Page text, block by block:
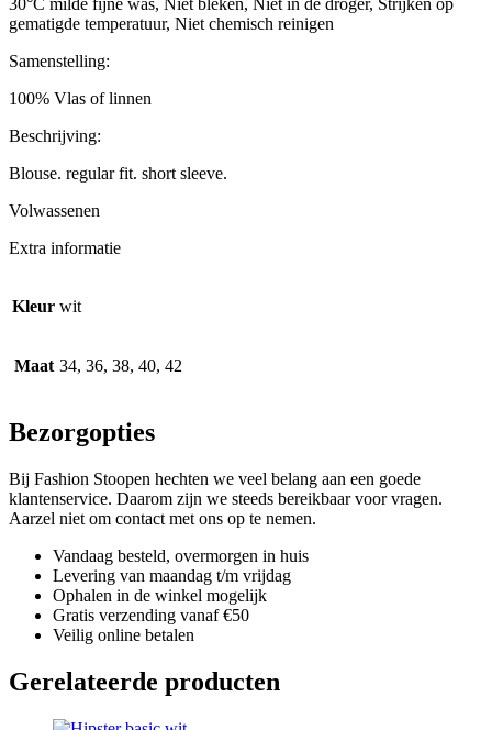
gematigde temperatuur, Niet chemisch reinigen
Samenstelling:
100% Vlas of linnen
Beschrijving:
Blouse. regular fit. short sleeve.
Volwassenen
Extra informatie
Kleur wit
Maat 34, 36, 38, 40, 42
Bezorgopties
Bij Fashion Stoopen hechten we veel belang aan een goede
klantenservice. Daarom zijn we steeds bereikbaar voor vragen.
Aarzel niet om contact met ons op te nemen.
Vandaag besteld, overmorgen in huis
Levering van maandag t/m vrijdag
Ophalen in de winkel mogelijk
Gratis verzending vanaf €50
Veilig online betalen
Gerelateerde producten